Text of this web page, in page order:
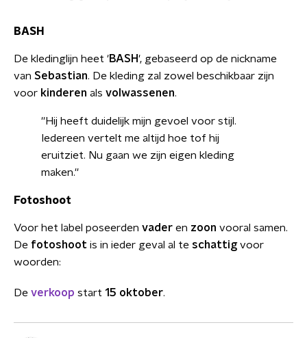
BASH
De kledinglijn heet 'BASH', gebaseerd op de nickname
van Sebastian. De kleding zal zowel beschikbaar zijn
voor kinderen als volwassenen.
''Hij heeft duidelijk mijn gevoel voor stijl.
Iedereen vertelt me altijd hoe tof hij
eruitziet. Nu gaan we zijn eigen kleding
maken.''
Fotoshoot
Voor het label poseerden vader en zoon vooral samen.
De fotoshoot is in ieder geval al te schattigvoor
woorden:
De verkoop start 15 oktober.